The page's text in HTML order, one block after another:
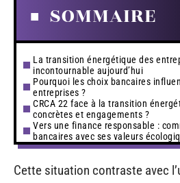
SOMMAIRE
La transition énergétique des
incontournable aujourd’hui
Pourquoi les choix bancaires
entreprises ?
CRCA 22 face à la transition
concrètes et engagements ?
Vers une finance responsable :
bancaires avec ses valeurs
Cette situation contraste avec